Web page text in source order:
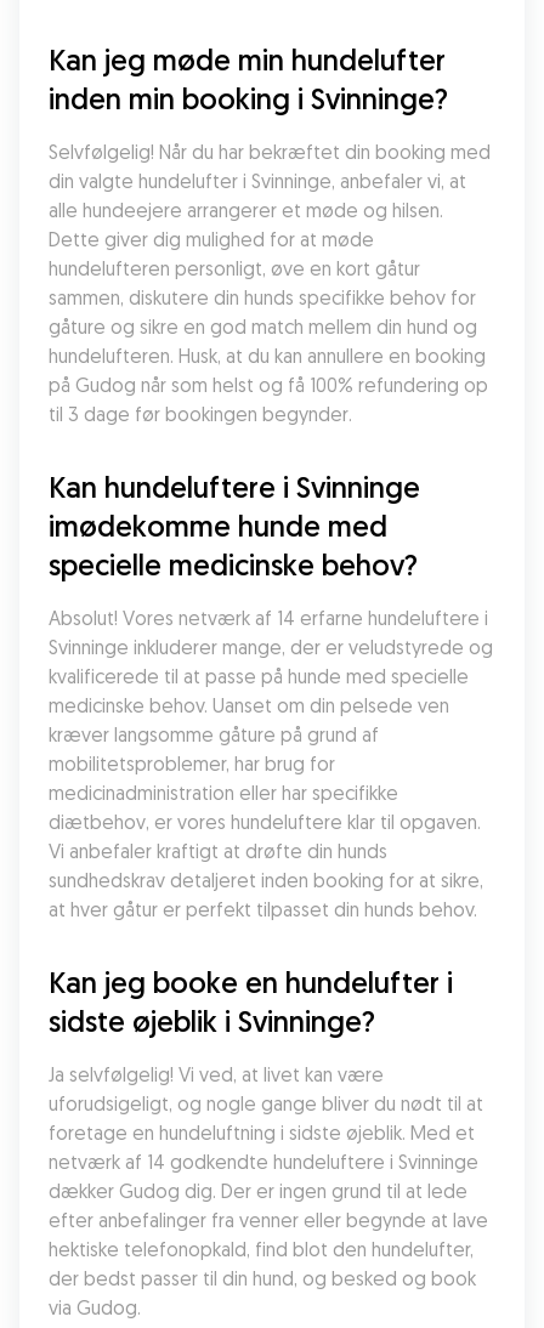
Kan jeg møde min hundelufter
inden min booking i Svinninge?
Selvfølgelig! Når du har bekræftet din booking med
din valgte hundelufter i Svinninge, anbefaler vi, at
alle hundeejere arrangerer et møde og hilsen.
Dette giver dig mulighed for at møde
hundelufteren personligt, øve en kort gåtur
sammen, diskutere din hunds specifikke behov for
gåture og sikre en god match mellem din hund og
hundelufteren. Husk, at du kan annullere en booking
på Gudog når som helst og få 100% refundering op
til 3 dage før bookingen begynder.
Kan hundeluftere i Svinninge
imødekomme hunde med
specielle medicinske behov?
Absolut! Vores netværk af 14 erfarne hundeluftere i
Svinninge inkluderer mange, der er veludstyrede og
kvalificerede til at passe på hunde med specielle
medicinske behov. Uanset om din pelsede ven
kræver langsomme gåture på grund af
mobilitetsproblemer, har brug for
medicinadministration eller har specifikke
diætbehov, er vores hundeluftere klar til opgaven.
Vi anbefaler kraftigt at drøfte din hunds
sundhedskrav detaljeret inden booking for at sikre,
at hver gåtur er perfekt tilpasset din hunds behov.
Kan jeg booke en hundelufter i
sidste øjeblik i Svinninge?
Ja selvfølgelig! Vi ved, at livet kan være
uforudsigeligt, og nogle gange bliver du nødt til at
foretage en hundeluftning i sidste øjeblik. Med et
netværk af 14 godkendte hundeluftere i Svinninge
dækker Gudog dig. Der er ingen grund til at lede
efter anbefalinger fra venner eller begynde at lave
hektiske telefonopkald, find blot den hundelufter,
der bedst passer til din hund, og besked og book
via Gudog.